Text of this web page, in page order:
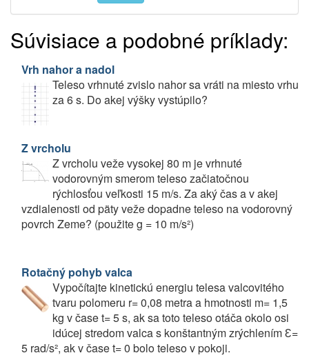
Súvisiace a podobné príklady:
Vrh nahor a nadol
Teleso vrhnuté zvislo nahor sa vráti na miesto vrhu
za 6 s. Do akej výšky vystúpilo?
Z vrcholu
Z vrcholu veže vysokej 80 m je vrhnuté
vodorovným smerom teleso začiatočnou
rýchlosťou veľkosti 15 m/s. Za aký čas a v akej
vzdialenosti od päty veže dopadne teleso na vodorovný
povrch Zeme? (použite g = 10 m/s²)
Rotačný pohyb valca
Vypočítajte kinetickú energiu telesa valcovitého
tvaru polomeru r= 0,08 metra a hmotnosti m= 1,5
kg v čase t= 5 s, ak sa toto teleso otáča okolo osi
idúcej stredom valca s konštantným zrýchlením Ԑ=
5 rad/s², ak v čase t= 0 bolo teleso v pokoji.